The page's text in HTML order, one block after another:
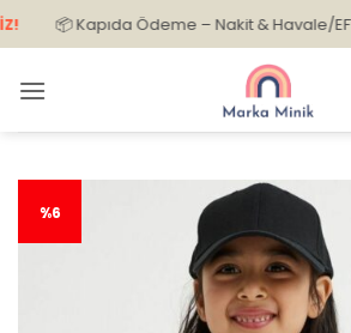
İçeriğe
atla
📦 Kapıda Ödeme – Nakit & Havale/EFT
%6